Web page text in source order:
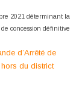
2021 déterminant la
concession définitive
d’Arrêté de
du district